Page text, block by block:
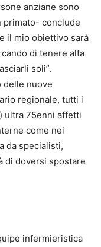
anziane sono
primato- conclude
il mio obiettivo sarà
di tenere alta
soli”.
delle nuove
regionale, tutti i
ultra 75enni affetti
come nei
da specialisti,
di doversi spostare
infermieristica